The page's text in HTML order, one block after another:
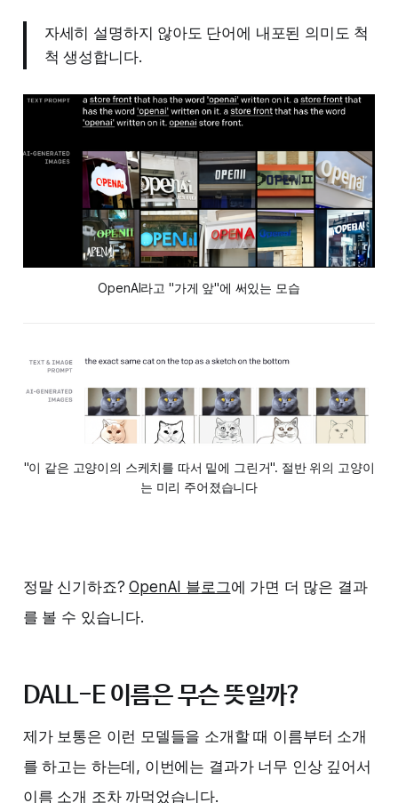
자세히 설명하지 않아도 단어에 내포된 의미도 척
척 생성합니다.
OpenAI라고 "가게 앞"에 써있는 모습
"이 같은 고양이의 스케치를 따서 밑에 그린거". 절반 위의 고양이
는 미리 주어졌습니다
정말 신기하죠?OpenAI 블로그에 가면 더 많은 결과
를 볼 수 있습니다.
DALL-E 이름은 무슨 뜻일까?
제가 보통은 이런 모델들을 소개할 때 이름부터 소개
를 하고는 하는데, 이번에는 결과가 너무 인상 깊어서
이름 소개 조차 까먹었습니다.